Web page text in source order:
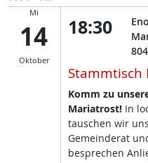
Mi
14
Oktober
18:30
Komm zu
Mariatrost! In
tauschen wir
Gemeinderat
besprechen